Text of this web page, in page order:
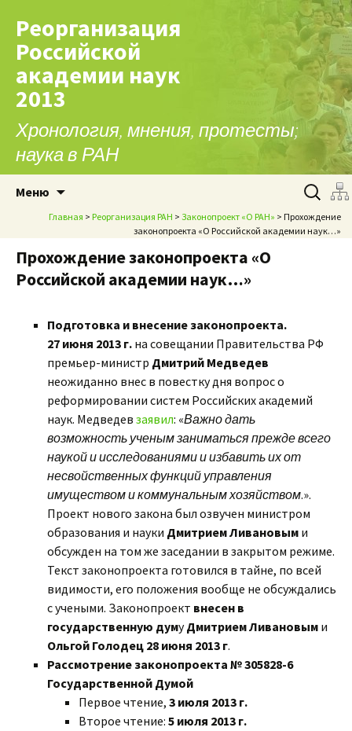
Реорганизация
Российской
академии наук
2013
Хронология, мнения, протесты;
наука в РАН
Меню Найти:
Главная > Реорганизация РАН > Законопроект «О РАН» > Прохождение
законопроекта «О Российской академии наук…»
Прохождение законопроекта «О
Российской академии наук…»
Подготовка и внесение законопроекта.
27 июня 2013 г. на совещании Правительства РФ
премьер-министр Дмитрий Медведев
неожиданно внес в повестку дня вопрос о
реформировании систем Российских академий
наук. Медведев заявил: «Важно дать
возможность ученым заниматься прежде всего
наукой и исследованиями и избавить их от
несвойственных функций управления
имуществом и коммунальным хозяйством.».
Проект нового закона был озвучен министром
образования и науки Дмитрием Ливановым и
обсужден на том же заседании в закрытом режиме.
Текст законопроекта готовился в тайне, по всей
видимости, его положения вообще не обсуждались
с учеными. Законопроект внесен в
государственную думуДмитрием Ливановым и
Ольгой Голодец 28 июня 2013 г.
Рассмотрение законопроекта № 305828-6
Государственной Думой
Первое чтение, 3 июля 2013 г.
Второе чтение: 5 июля 2013 г.